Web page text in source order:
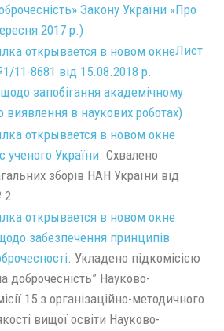
Закону України «Про
2017 р.)
Лист
11-8681 від 15.08.2018 р.
запобігання академічному
виявлення в наукових роботах)
ученого України . Схвалено
зборів НАН України від
2
забезпечення принципів
. Укладено підкомісією
доброчесність” Науково-
15 з організаційно-методичного
вищої освіти Науково-